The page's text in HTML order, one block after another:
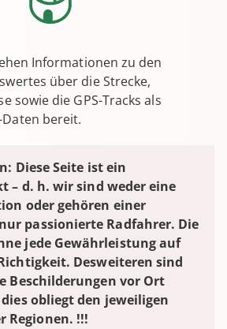
Informationen zu den
über die Strecke,
sowie die GPS-Tracks als
bereit.
Diese Seite ist ein
– d. h. wir sind weder eine
oder gehören einer
passionierte Radfahrer. Die
jede Gewährleistung auf
Desweiteren sind
Beschilderungen vor Ort
obliegt den jeweiligen
Regionen. !!!